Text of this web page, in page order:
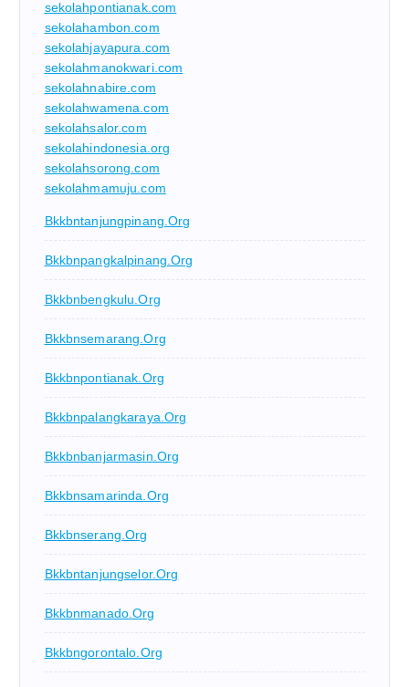
sekolahpontianak.com
sekolahambon.com
sekolahjayapura.com
sekolahmanokwari.com
sekolahnabire.com
sekolahwamena.com
sekolahsalor.com
sekolahindonesia.org
sekolahsorong.com
sekolahmamuju.com
Bkkbntanjungpinang.org
Bkkbnpangkalpinang.org
Bkkbnbengkulu.org
Bkkbnsemarang.org
Bkkbnpontianak.org
Bkkbnpalangkaraya.org
Bkkbnbanjarmasin.org
Bkkbnsamarinda.org
Bkkbnserang.org
Bkkbntanjungselor.org
Bkkbnmanado.org
Bkkbngorontalo.org